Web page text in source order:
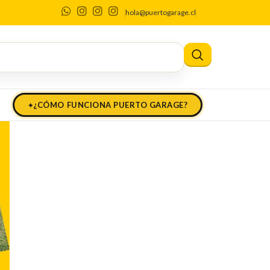
hola@puertogarage.cl
¿CÓMO FUNCIONA PUERTO GARAGE?